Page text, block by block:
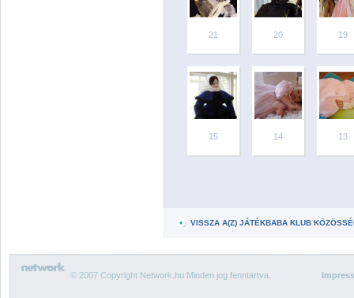
21 20 19
15 14 13
VISSZA A(Z) JÁTÉKBABA KLUB
© 2007 Copyright Network.hu Minden jog fenntartva.